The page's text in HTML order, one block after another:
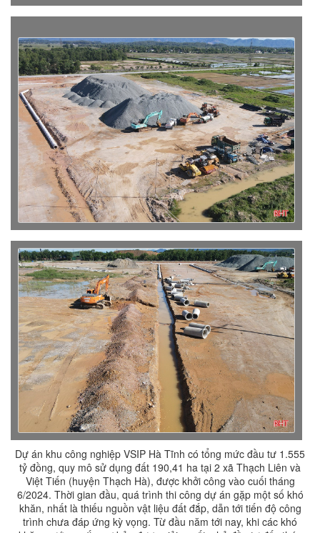
Dự án khu công nghiệp VSIP Hà Tĩnh có tổng mức đầu tư 1.555
tỷ đồng, quy mô sử dụng đất 190,41 ha tại 2 xã Thạch Liên và
Việt Tiến (huyện Thạch Hà), được khởi công vào cuối tháng
6/2024. Thời gian đầu, quá trình thi công dự án gặp một số khó
khăn, nhất là thiếu nguồn vật liệu đất đắp, dẫn tới tiến độ công
trình chưa đáp ứng kỳ vọng. Từ đầu năm tới nay, khi các khó